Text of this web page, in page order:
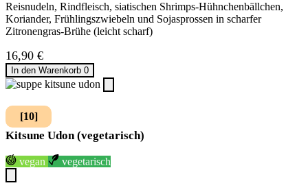
Reisnudeln, Rindfleisch, siatischen Shrimps-Hühnchenbällchen,
Koriander, Frühlingszwiebeln und Sojasprossen in scharfer
Zitronengras-Brühe (leicht scharf)
16,90 €
In den Warenkorb 0
[10]
Kitsune Udon (vegetarisch)
vegan vegetarisch